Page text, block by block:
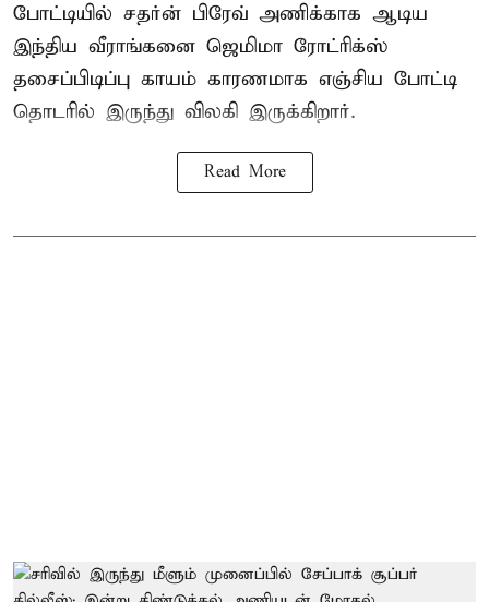
போட்டியில் சதர்ன் பிரேவ் அணிக்காக ஆடிய
இந்திய வீராங்கனை ஜெமிமா ரோட்ரிக்ஸ்
தசைப்பிடிப்பு காயம் காரணமாக எஞ்சிய போட்டி
தொடரில் இருந்து விலகி இருக்கிறார்.
Read More